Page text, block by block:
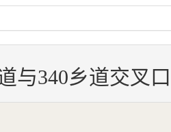
与340乡道交叉